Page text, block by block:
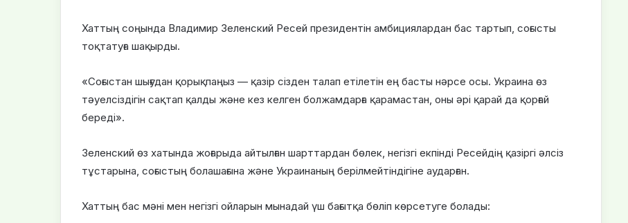
Хаттың соңында Владимир Зеленский Ресей президентін амбициялардан бас тартып, соғысты
тоқтатуға шақырды.
«Соғыстан шығудан қорықпаңыз — қазір сізден талап етілетін ең басты нәрсе осы. Украина өз
тәуелсіздігін сақтап қалды және кез келген болжамдарға қарамастан, оны әрі қарай да қорғай
береді».
Зеленский өз хатында жоғарыда айтылған шарттардан бөлек, негізгі екпінді Ресейдің қазіргі әлсіз
тұстарына, соғыстың болашағына және Украинаның берілмейтіндігіне аударған.
Хаттың бас мәні мен негізгі ойларын мынадай үш бағытқа бөліп көрсетуге болады: